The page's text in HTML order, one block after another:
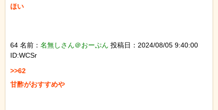
ほい
64 名前： 名無しさん＠おーぷん 投稿日：2024/08/05 9:40:00
ID:WCSr
>>62
甘酢がおすすめや